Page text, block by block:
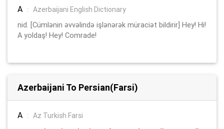
A : Azerbaijani English Dictionary
nid. [Cümlənin əvvəlində işlənərək müraciət bildirir] Hey! Hi!
A yoldaş! Hey! Comrade!
Azerbaijani To Persian(Farsi)
A : Az Turkish Farsi